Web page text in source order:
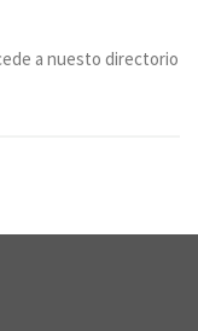
a nuesto directorio